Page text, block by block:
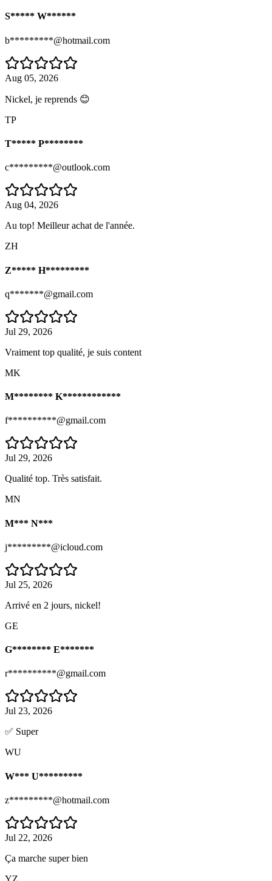
S***** W******
b*********@hotmail.com
Aug 05, 2026
Nickel, je reprends 😊
TP
T***** P********
c*********@outlook.com
Aug 04, 2026
Au top! Meilleur achat de l'année.
ZH
Z***** H*********
q*******@gmail.com
Jul 29, 2026
Vraiment top qualité, je suis content
MK
M******** K************
f**********@gmail.com
Jul 29, 2026
Qualité top. Très satisfait.
MN
M*** N***
j*********@icloud.com
Jul 25, 2026
Arrivé en 2 jours, nickel!
GE
G******** E*******
r**********@gmail.com
Jul 23, 2026
✅ Super
WU
W*** U*********
z*********@hotmail.com
Jul 22, 2026
Ça marche super bien
YZ